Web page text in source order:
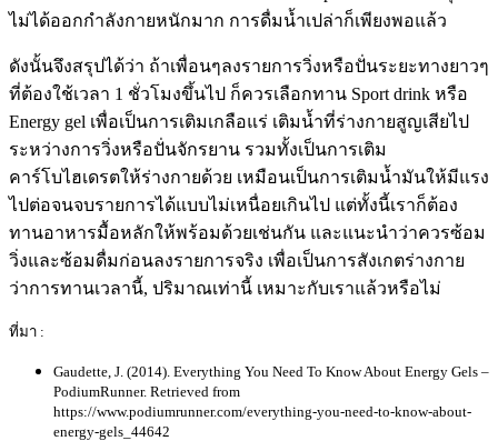
ไม่ได้ออกกำลังกายหนักมาก การดื่มน้ำเปล่าก็เพียงพอแล้ว
ดังนั้นจึงสรุปได้ว่า ถ้าเพื่อนๆลงรายการวิ่งหรือปั่นระยะทางยาวๆ
ที่ต้องใช้เวลา 1 ชั่วโมงขึ้นไป ก็ควรเลือกทาน Sport drink หรือ
Energy gel เพื่อเป็นการเติมเกลือแร่ เติมน้ำที่ร่างกายสูญเสียไป
ระหว่างการวิ่งหรือปั่นจักรยาน รวมทั้งเป็นการเติม
คาร์โบไฮเดรตให้ร่างกายด้วย เหมือนเป็นการเติมน้ำมันให้มีแรง
ไปต่อจนจบรายการได้แบบไม่เหนื่อยเกินไป แต่ทั้งนี้เราก็ต้อง
ทานอาหารมื้อหลักให้พร้อมด้วยเช่นกัน และแนะนำว่าควรซ้อม
วิ่งและซ้อมดื่มก่อนลงรายการจริง เพื่อเป็นการสังเกตร่างกาย
ว่าการทานเวลานี้, ปริมาณเท่านี้ เหมาะกับเราแล้วหรือไม่
ที่มา :
Gaudette, J. (2014). Everything You Need To Know About Energy Gels –
PodiumRunner. Retrieved from
https://www.podiumrunner.com/everything-you-need-to-know-about-
energy-gels_44642